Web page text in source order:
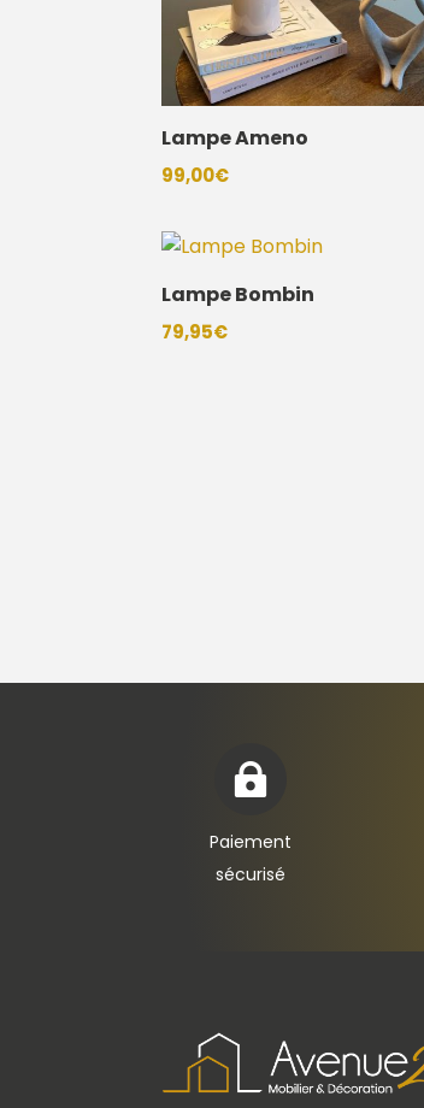
Lampe Ameno
99,00€
Lampe Bombin
79,95€

Paiement
sécurisé